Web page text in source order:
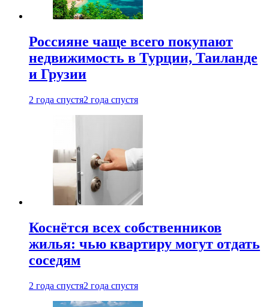
Россияне чаще всего покупают
недвижимость в Турции, Таиланде
и Грузии
2 года спустя2 года спустя
Коснётся всех собственников
жилья: чью квартиру могут отдать
соседям
2 года спустя2 года спустя